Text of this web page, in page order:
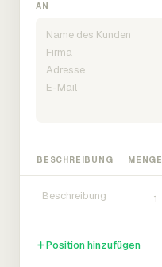
AN
BESCHREIBUNG MENGE
Position hinzufügen